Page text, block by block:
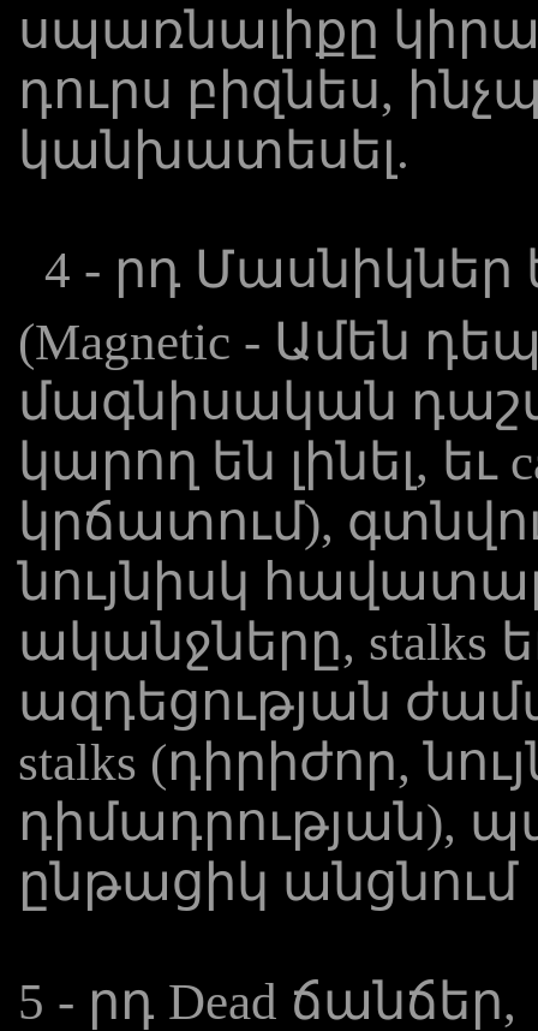
սպառնալիքը
դուրս բիզնես,
կանխատեսել.
4 - րդ Մասնիկներ
(Magnetic - Ամեն
մագնիսական
կարող են լինել, եւ
կրճատում),
նույնիսկ
ականջները, stalks
ազդեցության
stalks (դիրիժոր,
դիմադրության),
ընթացիկ անցնում
5 - րդ Dead ճանճեր,